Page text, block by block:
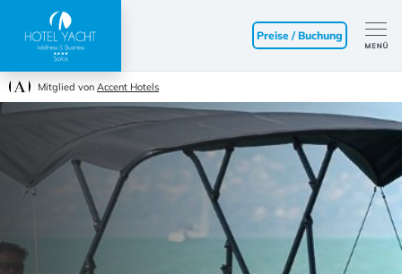
Mitglied von Accent Hotels
Preise / Buchung